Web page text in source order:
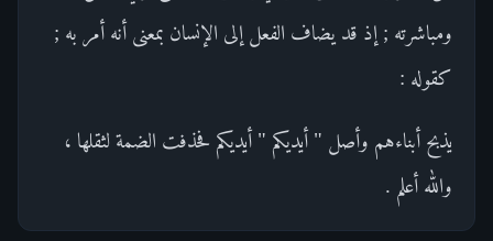
ومباشرته ; إذ قد يضاف الفعل إلى الإنسان بمعنى أنه أمر به ;
كقوله :
يذبح أبناءهم وأصل " أيديكم " أيديكم فحذفت الضمة لثقلها ،
والله أعلم .